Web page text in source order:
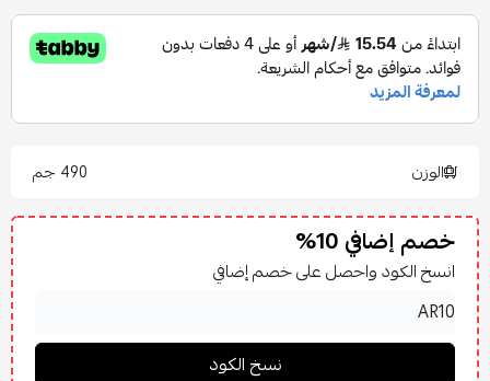
الوزن 490 جم
خصم إضافي 10%
انسخ الكود واحصل على خصم إضافي